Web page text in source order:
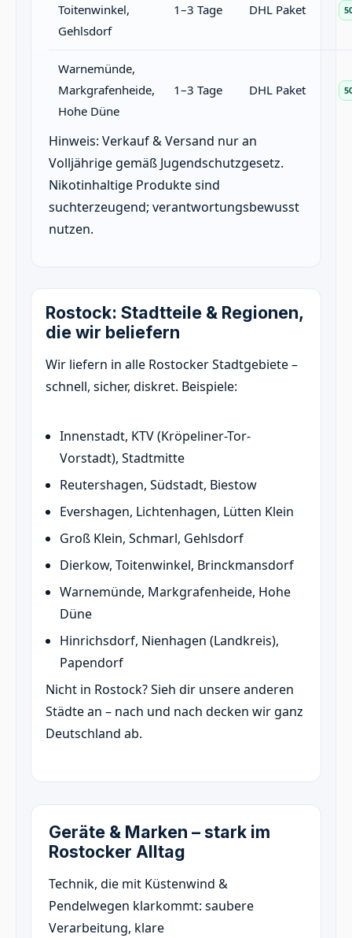
Toitenwinkel,
Gehlsdorf
1–3 Tage DHL Paket
Warnemünde,
Markgrafenheide,
Hohe Düne
1–3 Tage DHL Paket
Hinweis: Verkauf & Versand nur an
Volljährige gemäß Jugendschutzgesetz.
Nikotinhaltige Produkte sind
suchterzeugend; verantwortungsbewusst
nutzen.
Rostock: Stadtteile & Regionen,
die wir beliefern
Wir liefern in alle Rostocker Stadtgebiete –
schnell, sicher, diskret. Beispiele:
Innenstadt, KTV (Kröpeliner-Tor-
Vorstadt), Stadtmitte
Reutershagen, Südstadt, Biestow
Evershagen, Lichtenhagen, Lütten Klein
Groß Klein, Schmarl, Gehlsdorf
Dierkow, Toitenwinkel, Brinckmansdorf
Warnemünde, Markgrafenheide, Hohe
Düne
Hinrichsdorf, Nienhagen (Landkreis),
Papendorf
Nicht in Rostock? Sieh dir unsere anderen
Städte an – nach und nach decken wir ganz
Deutschland ab.
Geräte & Marken – stark im
Rostocker Alltag
Technik, die mit Küstenwind &
Pendelwegen klarkommt: saubere
Verarbeitung, klare